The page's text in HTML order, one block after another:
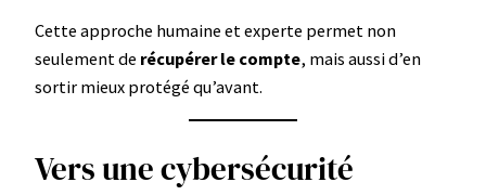
Cette approche humaine et experte permet non
seulement de récupérer le compte, mais aussi d’en
sortir mieux protégé qu’avant.
Vers une cybersécurité